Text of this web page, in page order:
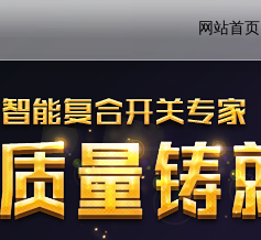
网站首页